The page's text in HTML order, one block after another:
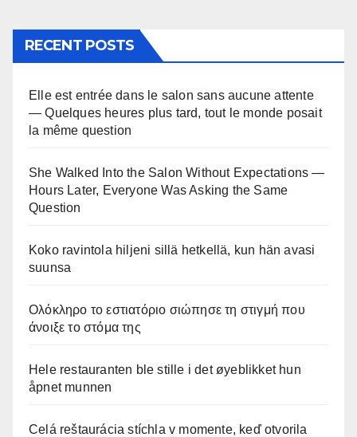
RECENT POSTS
Elle est entrée dans le salon sans aucune attente
— Quelques heures plus tard, tout le monde posait
la même question
She Walked Into the Salon Without Expectations —
Hours Later, Everyone Was Asking the Same
Question
Koko ravintola hiljeni sillä hetkellä, kun hän avasi
suunsa
Ολόκληρο το εστιατόριο σιώπησε τη στιγμή που
άνοιξε το στόμα της
Hele restauranten ble stille i det øyeblikket hun
åpnet munnen
Celá reštaurácia stíchla v momente, keď otvorila